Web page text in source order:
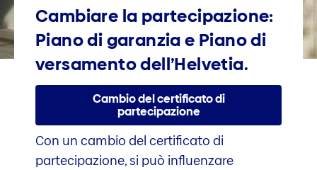
Cambiare la partecipazione:
Piano di garanzia e Piano di
versamento dell’Helvetia.
Cambio del certificato di
partecipazione
Con un cambio del certificato di
partecipazione, si può influenzare